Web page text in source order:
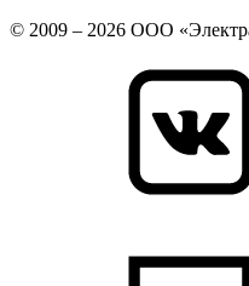
© 2009 – 2026 ООО